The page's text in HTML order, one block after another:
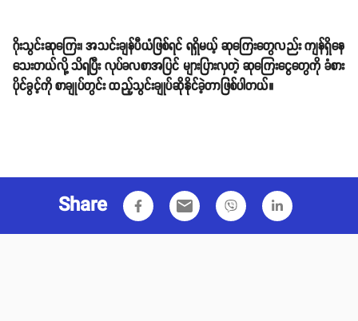
ဂိုးသွင်းဆုကြေး၊ အသင်းချန်ပီယံဖြစ်ရင် ရရှိမယ့် ဆုကြေးတွေလည်း ကျန်ရှိနေ
သေးတယ်လို့ သိရပြီး လုပ်ခလစာအပြင် များပြားလှတဲ့ ဆုကြေးငွေတွေကို ခံစား
ပိုင်ခွင့်ကို စာချုပ်တွင်း ထည့်သွင်းချုပ်ဆိုနိုင်ခဲ့တာဖြစ်ပါတယ်။
Share email